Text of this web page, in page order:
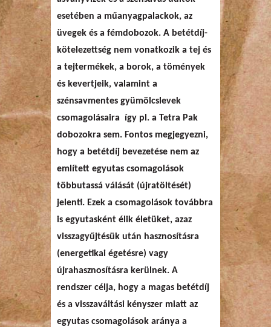
esetében a műanyagpalackok, az
üvegek és a fémdobozok. A betétdíj-
kötelezettség nem vonatkozik a tej és
a tejtermékek, a borok, a tömények
és kevertjeik, valamint a
szénsavmentes gyümölcslevek
csomagolásaira így pl. a Tetra Pak
dobozokra sem. Fontos megjegyezni,
hogy a betétdíj bevezetése nem az
említett egyutas csomagolások
többutassá válását (újratöltését)
jelenti. Ezek a csomagolások továbbra
is egyutasként élik életüket, azaz
visszagyűjtésük után hasznosításra
(energetikai égetésre) vagy
újrahasznosításra kerülnek. A
rendszer célja, hogy a magas betétdíj
és a visszaváltási kényszer miatt az
egyutas csomagolások aránya a